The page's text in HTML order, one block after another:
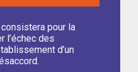
pour la
l’échec des
d’un